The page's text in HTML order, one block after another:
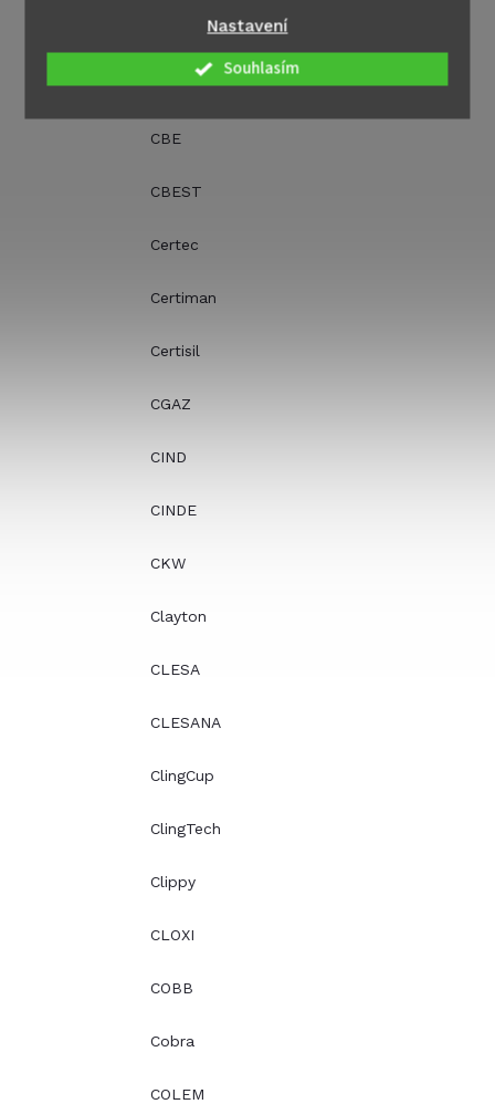
Nastavení
Souhlasím
CasusGrill ApS
Cavagna
CBE
CBEST
Certec
Certiman
Certisil
CGAZ
CIND
CINDE
CKW
Clayton
CLESA
CLESANA
ClingCup
ClingTech
Clippy
CLOXI
COBB
Cobra
COLEM